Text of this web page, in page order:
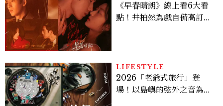
《早春晴朗》線上看6大看
點！井柏然為戲自備高訂，
LIFESTYLE
2026「老爺式旅行」登
場！以島嶼的弦外之音為